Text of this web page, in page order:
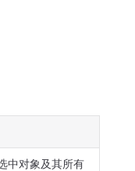
中对象及其所有